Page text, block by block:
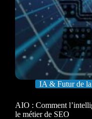
IA & Futur de la
AIO : Comment
le métier de SEO